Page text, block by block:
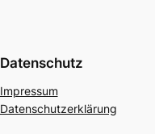
Datenschutz
Impressum
Datenschutzerklärung